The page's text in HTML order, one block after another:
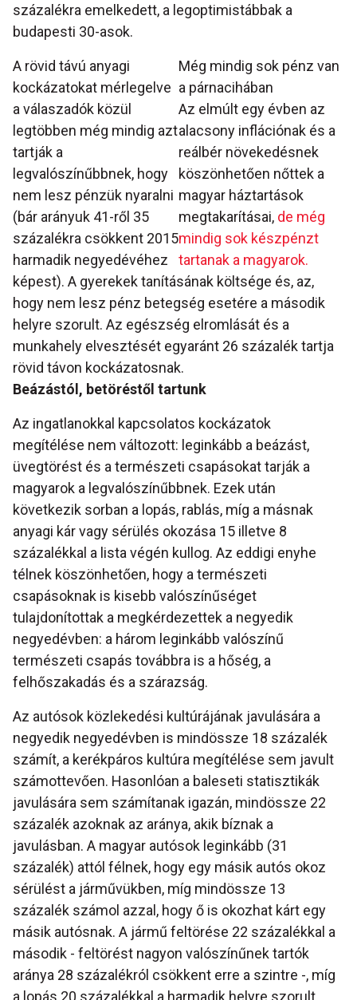
százalékra emelkedett, a legoptimistábbak a
budapesti 30-asok.
Még mindig sok pénz van
a párnacihában
Az elmúlt egy évben az
alacsony inflációnak és a
reálbér növekedésnek
köszönhetően nőttek a
magyar háztartások
megtakarításai, de még
mindig sok készpénzt
tartanak a magyarok.
A rövid távú anyagi
kockázatokat mérlegelve
a válaszadók közül
legtöbben még mindig azt
tartják a
legvalószínűbbnek, hogy
nem lesz pénzük nyaralni
(bár arányuk 41-ről 35
százalékra csökkent 2015
harmadik negyedévéhez
képest). A gyerekek tanításának költsége és, az,
hogy nem lesz pénz betegség esetére a második
helyre szorult. Az egészség elromlását és a
munkahely elvesztését egyaránt 26 százalék tartja
rövid távon kockázatosnak.
Beázástól, betöréstől tartunk
Az ingatlanokkal kapcsolatos kockázatok
megítélése nem változott: leginkább a beázást,
üvegtörést és a természeti csapásokat tarják a
magyarok a legvalószínűbbnek. Ezek után
következik sorban a lopás, rablás, míg a másnak
anyagi kár vagy sérülés okozása 15 illetve 8
százalékkal a lista végén kullog. Az eddigi enyhe
télnek köszönhetően, hogy a természeti
csapásoknak is kisebb valószínűséget
tulajdonítottak a megkérdezettek a negyedik
negyedévben: a három leginkább valószínű
természeti csapás továbbra is a hőség, a
felhőszakadás és a szárazság.
Az autósok közlekedési kultúrájának javulására a
negyedik negyedévben is mindössze 18 százalék
számít, a kerékpáros kultúra megítélése sem javult
számottevően. Hasonlóan a baleseti statisztikák
javulására sem számítanak igazán, mindössze 22
százalék azoknak az aránya, akik bíznak a
javulásban. A magyar autósok leginkább (31
százalék) attól félnek, hogy egy másik autós okoz
sérülést a járművükben, míg mindössze 13
százalék számol azzal, hogy ő is okozhat kárt egy
másik autósnak. A jármű feltörése 22 százalékkal a
második - feltörést nagyon valószínűnek tartók
aránya 28 százalékról csökkent erre a szintre -, míg
a lopás 20 százalékkal a harmadik helyre szorult.